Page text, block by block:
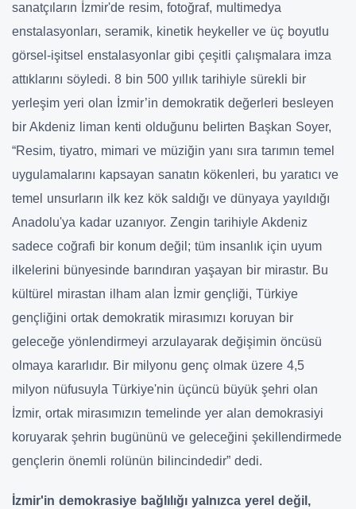
sanatçıların İzmir'de resim, fotoğraf, multimedya
enstalasyonları, seramik, kinetik heykeller ve üç boyutlu
görsel-işitsel enstalasyonlar gibi çeşitli çalışmalara imza
attıklarını söyledi. 8 bin 500 yıllık tarihiyle sürekli bir
yerleşim yeri olan İzmir’in demokratik değerleri besleyen
bir Akdeniz liman kenti olduğunu belirten Başkan Soyer,
“Resim, tiyatro, mimari ve müziğin yanı sıra tarımın temel
uygulamalarını kapsayan sanatın kökenleri, bu yaratıcı ve
temel unsurların ilk kez kök saldığı ve dünyaya yayıldığı
Anadolu'ya kadar uzanıyor. Zengin tarihiyle Akdeniz
sadece coğrafi bir konum değil; tüm insanlık için uyum
ilkelerini bünyesinde barındıran yaşayan bir mirastır. Bu
kültürel mirastan ilham alan İzmir gençliği, Türkiye
gençliğini ortak demokratik mirasımızı koruyan bir
geleceğe yönlendirmeyi arzulayarak değişimin öncüsü
olmaya kararlıdır. Bir milyonu genç olmak üzere 4,5
milyon nüfusuyla Türkiye'nin üçüncü büyük şehri olan
İzmir, ortak mirasımızın temelinde yer alan demokrasiyi
koruyarak şehrin bugününü ve geleceğini şekillendirmede
gençlerin önemli rolünün bilincindedir” dedi.
İzmir'in demokrasiye bağlılığı yalnızca yerel değil,